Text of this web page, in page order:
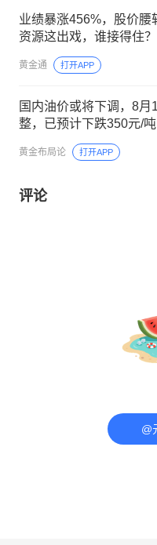
业绩暴涨456%，股价腰
资源这出戏，谁接得住？
黄金通 打开APP
国内油价或将下调，8月
整，已预计下跌350元/吨
黄金布局论 打开APP
评论
@